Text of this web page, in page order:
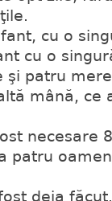
cu o
cu o
şi patru
mână, ce
necesare
patru
deja făcut.